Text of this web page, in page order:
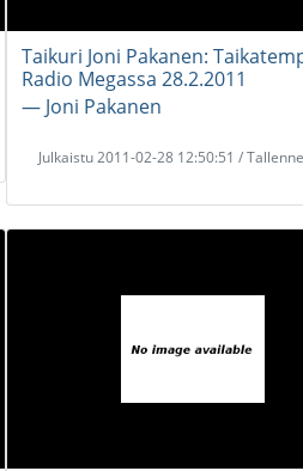
Taikuri Joni Pakanen:
Radio Megassa 28.2.2011
― Joni Pakanen
Julkaistu 2011-02-28 12:50:51 /